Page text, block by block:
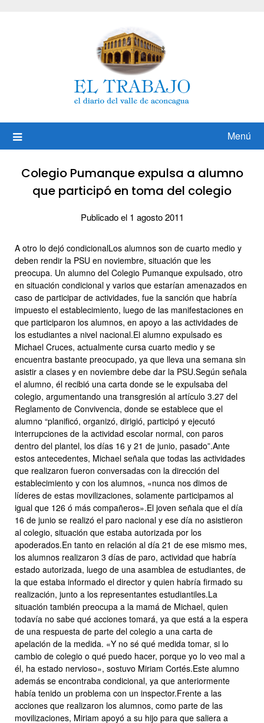
Menú
Colegio Pumanque expulsa a alumno
que participó en toma del colegio
Publicado el 1 agosto 2011
A otro lo dejó condicionalLos alumnos son de cuarto medio y
deben rendir la PSU en noviembre, situación que les
preocupa. Un alumno del Colegio Pumanque expulsado, otro
en situación condicional y varios que estarían amenazados en
caso de participar de actividades, fue la sanción que habría
impuesto el establecimiento, luego de las manifestaciones en
que participaron los alumnos, en apoyo a las actividades de
los estudiantes a nivel nacional.El alumno expulsado es
Michael Cruces, actualmente cursa cuarto medio y se
encuentra bastante preocupado, ya que lleva una semana sin
asistir a clases y en noviembre debe dar la PSU.Según señala
el alumno, él recibió una carta donde se le expulsaba del
colegio, argumentando una transgresión al artículo 3.27 del
Reglamento de Convivencia, donde se establece que el
alumno “planificó, organizó, dirigió, participó y ejecutó
interrupciones de la actividad escolar normal, con paros
dentro del plantel, los días 16 y 21 de junio, pasado”.Ante
estos antecedentes, Michael señala que todas las actividades
que realizaron fueron conversadas con la dirección del
establecimiento y con los alumnos, «nunca nos dimos de
líderes de estas movilizaciones, solamente participamos al
igual que 126 ó más compañeros».El joven señala que el día
16 de junio se realizó el paro nacional y ese día no asistieron
al colegio, situación que estaba autorizada por los
apoderados.En tanto en relación al día 21 de ese mismo mes,
los alumnos realizaron 3 días de paro, actividad que habría
estado autorizada, luego de una asamblea de estudiantes, de
la que estaba informado el director y quien habría firmado su
realización, junto a los representantes estudiantiles.La
situación también preocupa a la mamá de Michael, quien
todavía no sabe qué acciones tomará, ya que está a la espera
de una respuesta de parte del colegio a una carta de
apelación de la medida. «Y no sé qué medida tomar, si lo
cambio de colegio o qué puedo hacer, porque yo lo veo mal a
él, ha estado nervioso», sostuvo Miriam Cortés.Este alumno
además se encontraba condicional, ya que anteriormente
había tenido un problema con un inspector.Frente a las
acciones que realizaron los alumnos, como parte de las
movilizaciones, Miriam apoyó a su hijo para que saliera a